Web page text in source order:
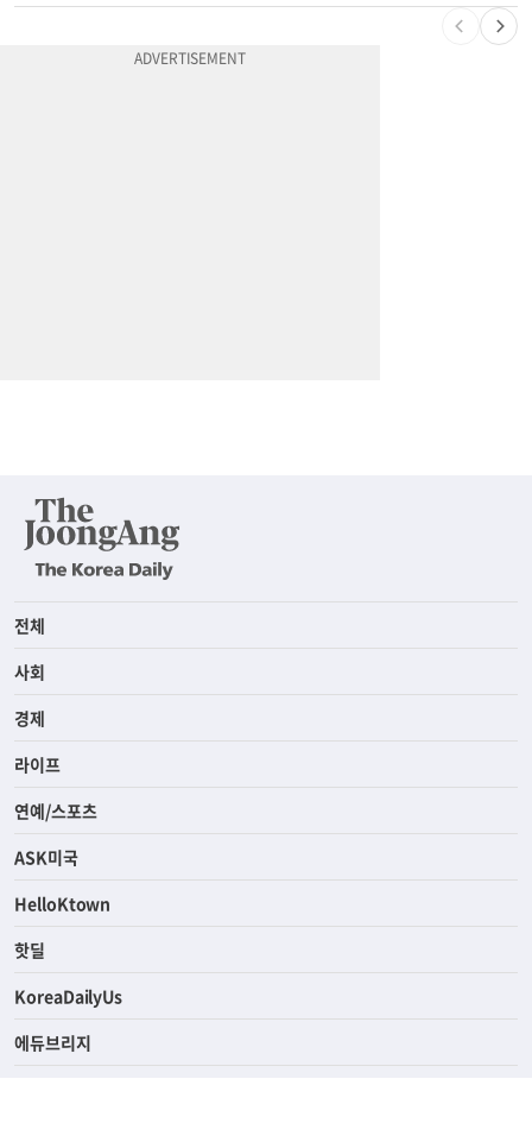
서류 하나만 빠져도 영주권·비자 거부…심사관 재량권 대폭 확대
전체
사회
경제
라이프
연예/스포츠
ASK미국
HelloKtown
핫딜
KoreaDailyUs